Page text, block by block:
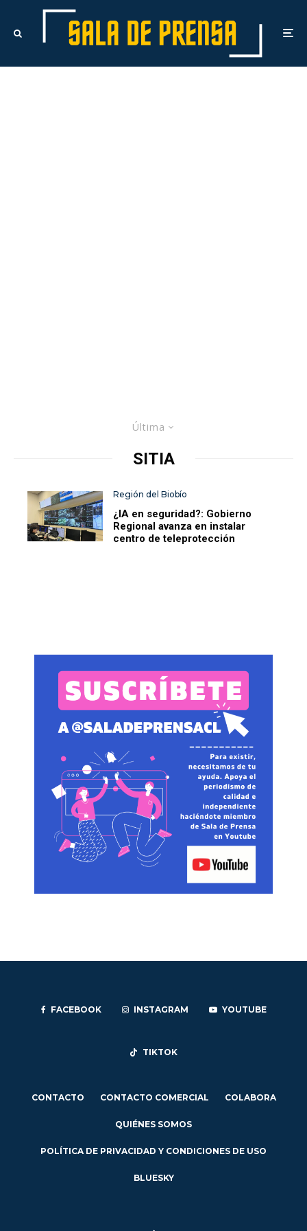
Última
SITIA
Región del Biobío
¿IA en seguridad?: Gobierno
Regional avanza en instalar
centro de teleprotección
FACEBOOK INSTAGRAM YOUTUBE
TIKTOK
CONTACTO CONTACTO COMERCIAL COLABORA
QUIÉNES SOMOS
POLÍTICA DE PRIVACIDAD Y CONDICIONES DE USO
BLUESKY